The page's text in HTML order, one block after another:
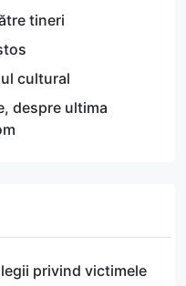
tineri
cultural
despre ultima
privind victimele